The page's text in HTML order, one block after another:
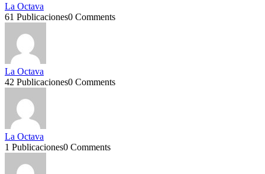
La Octava
61 Publicaciones0 Comments
La Octava
42 Publicaciones0 Comments
La Octava
1 Publicaciones0 Comments